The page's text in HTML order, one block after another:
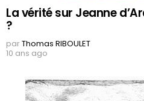
La vérité sur Jeanne
?
parThomas RIBOULET
10 ans ago